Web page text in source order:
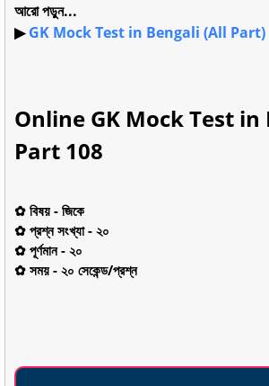
আরো পড়ুন...
▶GK Mock Test in Bengali (All Part)
Online GK Mock Test in
Part 108
✿ বিষয় - জিকে
✿ প্রশ্ন সংখ্যা - ২০
✿ পূর্ণমান - ২০
✿ সময় - ২০ সেকেন্ড/প্রশ্ন